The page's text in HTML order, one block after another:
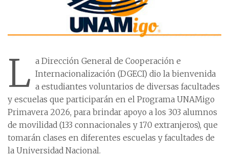
L a Dirección General de Cooperación e
Internacionalización (DGECI) dio la bienvenida
a estudiantes voluntarios de diversas facultades
y escuelas que participarán en el Programa UNAMigo
Primavera 2026, para brindar apoyo a los 303 alumnos
de movilidad (133 connacionales y 170 extranjeros), que
tomarán clases en diferentes escuelas y facultades de
la Universidad Nacional.